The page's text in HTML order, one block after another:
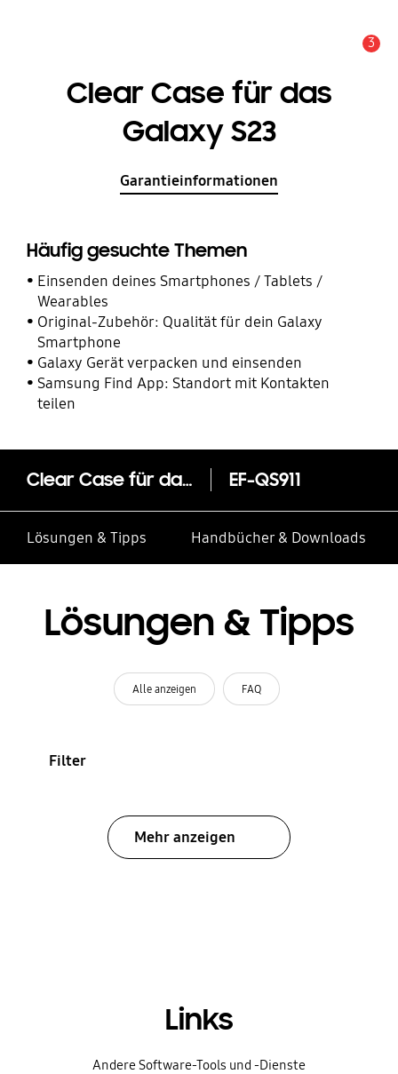
3
Clear Case für das
Galaxy S23
Garantieinformationen
Häufig gesuchte Themen
Einsenden deines Smartphones / Tablets /
Wearables
Original-Zubehör: Qualität für dein Galaxy
Smartphone
Galaxy Gerät verpacken und einsenden
Samsung Find App: Standort mit Kontakten
teilen
Clear Case für das Galaxy S23 EF-QS911
Lösungen & Tipps Handbücher & Downloads
Lösungen & Tipps
Alle anzeigen FAQ
Filter
Mehr anzeigen
Links
Andere Software-Tools und -Dienste